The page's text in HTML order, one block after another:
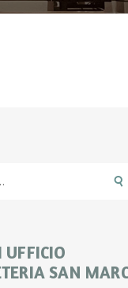
UFFICIO
SAN